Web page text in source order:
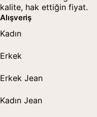
kalite, hak ettiğin fiyat.
Alışveriş
Kadın
Erkek
Erkek Jean
Kadın Jean